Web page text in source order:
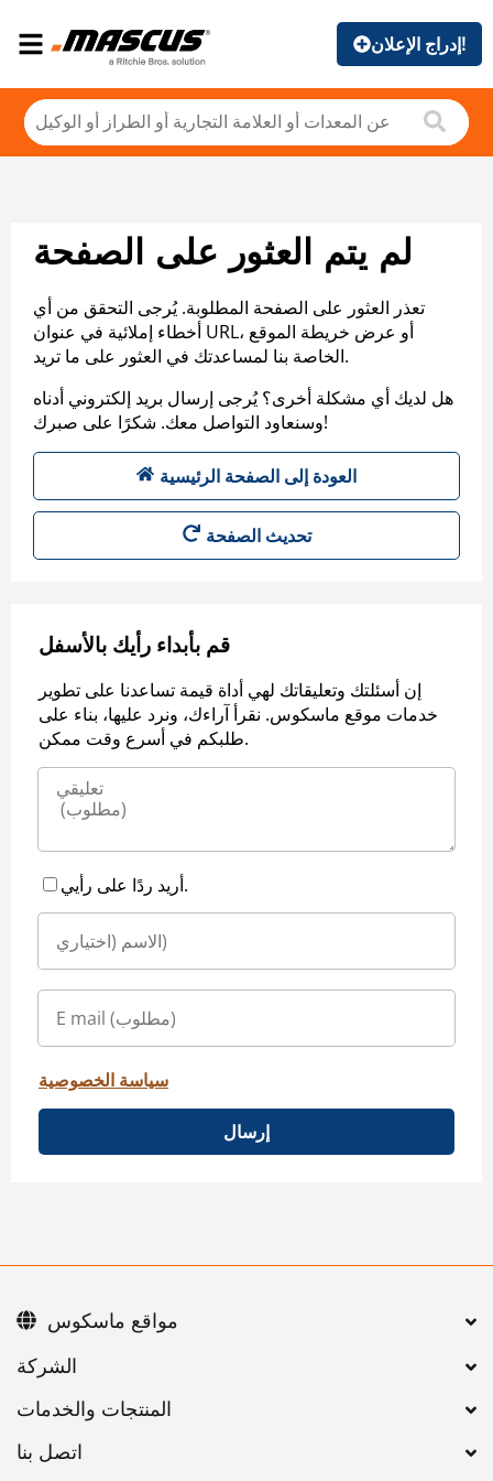
إدراج الإعلان!
لم يتم العثور على الصفحة
تعذر العثور على الصفحة المطلوبة. يُرجى التحقق من أي
أخطاء إملائية في عنوان URL، أو عرض خريطة الموقع
الخاصة بنا لمساعدتك في العثور على ما تريد.
هل لديك أي مشكلة أخرى؟ يُرجى إرسال بريد إلكتروني أدناه
وسنعاود التواصل معك. شكرًا على صبرك!
العودة إلى الصفحة الرئيسية
تحديث الصفحة
قم بأبداء رأيك بالأسفل
إن أسئلتك وتعليقاتك لهي أداة قيمة تساعدنا على تطوير
خدمات موقع ماسكوس. نقرأ آراءك، ونرد عليها، بناء على
طلبكم في أسرع وقت ممكن.
أريد ردًا على رأيي.
سياسة الخصوصية
إرسال
اتصل بنا
مواقع ماسكوس